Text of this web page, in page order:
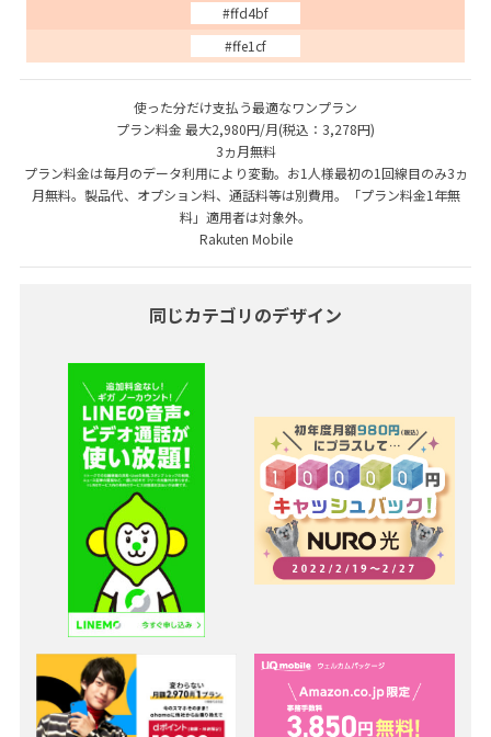
#ffd4bf
#ffe1cf
使った分だけ支払う最適なワンプラン
プラン料金 最大2,980円/月(税込：3,278円)
3ヵ月無料
プラン料金は毎月のデータ利用により変動。お1人様最初の1回線目のみ3ヵ
月無料。製品代、オプション料、通話料等は別費用。「プラン料金1年無
料」適用者は対象外。
Rakuten Mobile
同じカテゴリのデザイン